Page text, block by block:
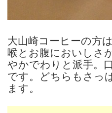
大山崎コーヒーの方
喉とお腹においしさ
やかでわりと派手。
です。どちらもさっ
ます。